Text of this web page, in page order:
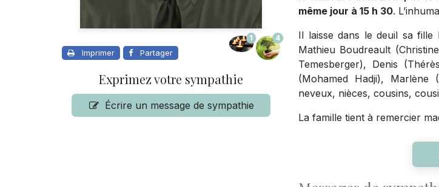
Imprimer Partager
1 4
Exprimez votre sympathie
Écrire un message de sympathie
même jour à 15 h 30.
Il laisse dans le deuil sa fille
Mathieu Boudreault
Temesberger), Denis
(Mohamed Hadji), Marlène
neveux, nièces, cousins,
La famille tient à remercier